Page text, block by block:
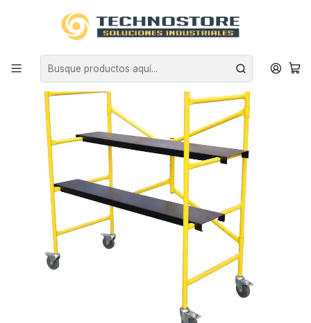
EQUIPAMIENTO INDUSTRIAL
ANDAMIO ACERO PLEGABLE MINI 227kg